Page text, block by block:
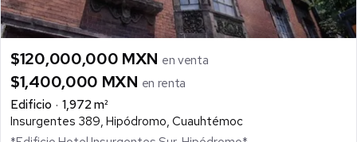
$120,000,000 MXN en venta
$1,400,000 MXN en renta
Edificio
1,972 m²
Insurgentes 389, Hipódromo, Cuauhtémoc